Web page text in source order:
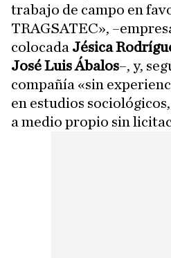
trabajo de campo en
TRAGSATEC»,
colocada Jésica
José Luis Ábalos–, y,
compañía «sin
en estudios
a medio propio sin